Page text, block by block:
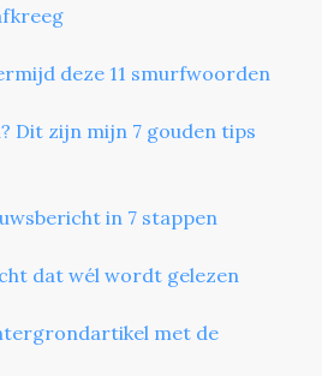
deze 11 smurfwoorden
Dit zijn mijn 7 gouden tips
in 7 stappen
dat wél wordt gelezen
met de